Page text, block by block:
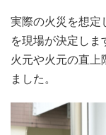
実際の火災を想定
を現場が決定しま
火元や火元の直上
ました。